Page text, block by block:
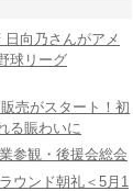
向乃さんがアメ
球リーグ
売がスタート！初
る賑わいに
参観・後援会総会
ウンド朝礼＜5月1